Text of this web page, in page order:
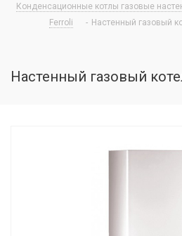
Конденсационные котлы газовые
Ferroli
- Настенный газовый
Настенный газовый